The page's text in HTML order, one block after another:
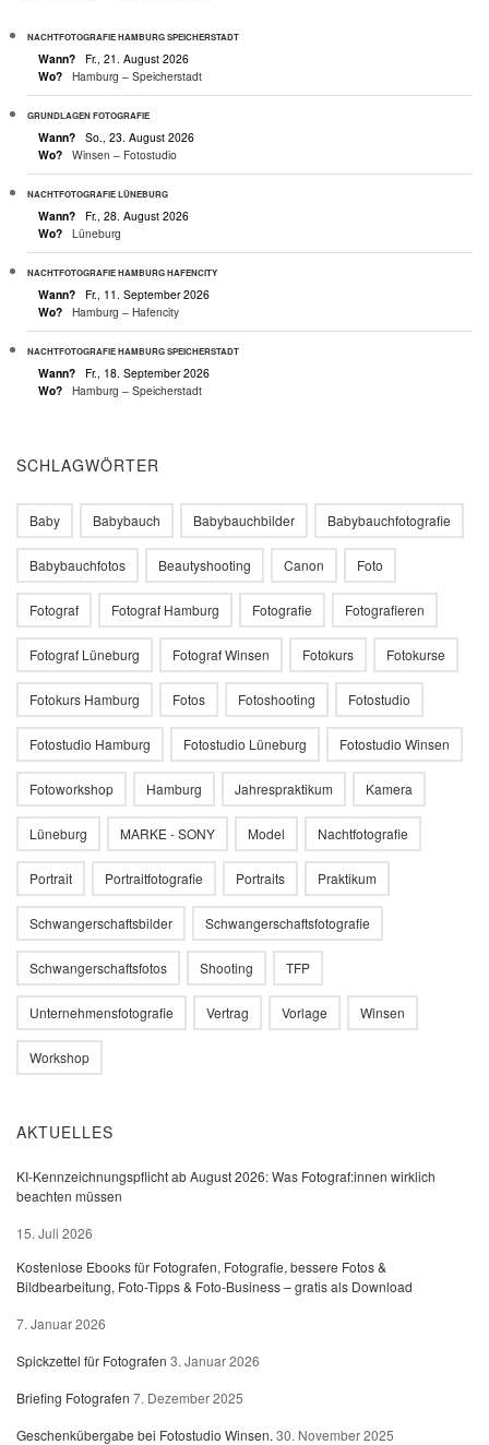
NACHTFOTOGRAFIE HAMBURG SPEICHERSTADT
Wann?
Fr., 21. August 2026
Wo?
Hamburg – Speicherstadt
GRUNDLAGEN FOTOGRAFIE
Wann?
So., 23. August 2026
Wo?
Winsen – Fotostudio
NACHTFOTOGRAFIE LÜNEBURG
Wann?
Fr., 28. August 2026
Wo?
Lüneburg
NACHTFOTOGRAFIE HAMBURG HAFENCITY
Wann?
Fr., 11. September 2026
Wo?
Hamburg – Hafencity
NACHTFOTOGRAFIE HAMBURG SPEICHERSTADT
Wann?
Fr., 18. September 2026
Wo?
Hamburg – Speicherstadt
SCHLAGWÖRTER
Baby Babybauch Babybauchbilder Babybauchfotografie
Babybauchfotos Beautyshooting Canon Foto
Fotograf Fotograf Hamburg Fotografie Fotografieren
Fotograf Lüneburg Fotograf Winsen Fotokurs Fotokurse
Fotokurs Hamburg Fotos Fotoshooting Fotostudio
Fotostudio Hamburg Fotostudio Lüneburg Fotostudio Winsen
Fotoworkshop Hamburg Jahrespraktikum Kamera
Lüneburg MARKE - SONY Model Nachtfotografie
Portrait Portraitfotografie Portraits Praktikum
Schwangerschaftsbilder Schwangerschaftsfotografie
Schwangerschaftsfotos Shooting TFP
Unternehmensfotografie Vertrag Vorlage Winsen
Workshop
AKTUELLES
KI-Kennzeichnungspflicht ab August 2026: Was Fotograf:innen wirklich
beachten müssen
15. Juli 2026
Kostenlose Ebooks für Fotografen, Fotografie, bessere Fotos &
Bildbearbeitung, Foto-Tipps & Foto-Business – gratis als Download
7. Januar 2026
Spickzettel für Fotografen 3. Januar 2026
Briefing Fotografen 7. Dezember 2025
Geschenkübergabe bei Fotostudio Winsen. 30. November 2025